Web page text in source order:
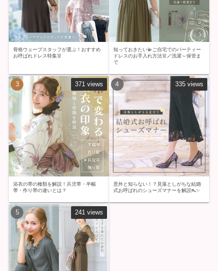
骨格ウェーブスタッフが選ぶ！おすすめ
お呼ばれドレス特集👗
知っておきたい💫ご自宅でのパーティー
ドレスのお手入れ方法👗🪄洗濯～保管ま
で
浴衣の帯の種類を解説！兵児帯・半幅
帯・作り帯の違いとは？
371 views
意外と知らない！？見落としがちな結婚
式お呼ばれのシューズマナーを解説👠✨
335 views
241 views